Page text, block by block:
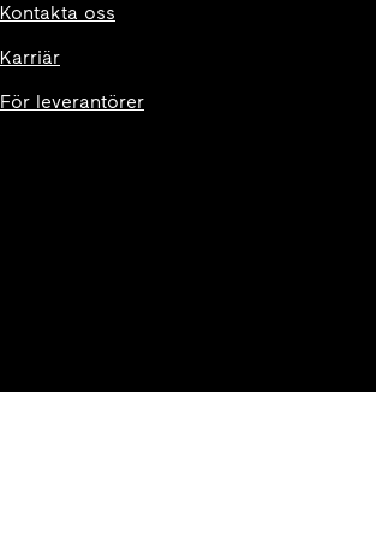
Kontakta oss
Karriär
För leverantörer